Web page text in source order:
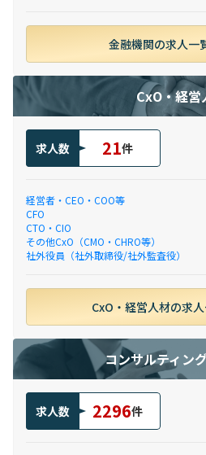
金融機関の求人一
CxO・経営
求人数 21件
経営者・CEO・COO等
CFO
CTO・CIO
その他CxO（CMO・CHRO等）
社外役員（社外取締役/社外監査役）
CxO・経営人材の求
コンサルティン
求人数 2296件